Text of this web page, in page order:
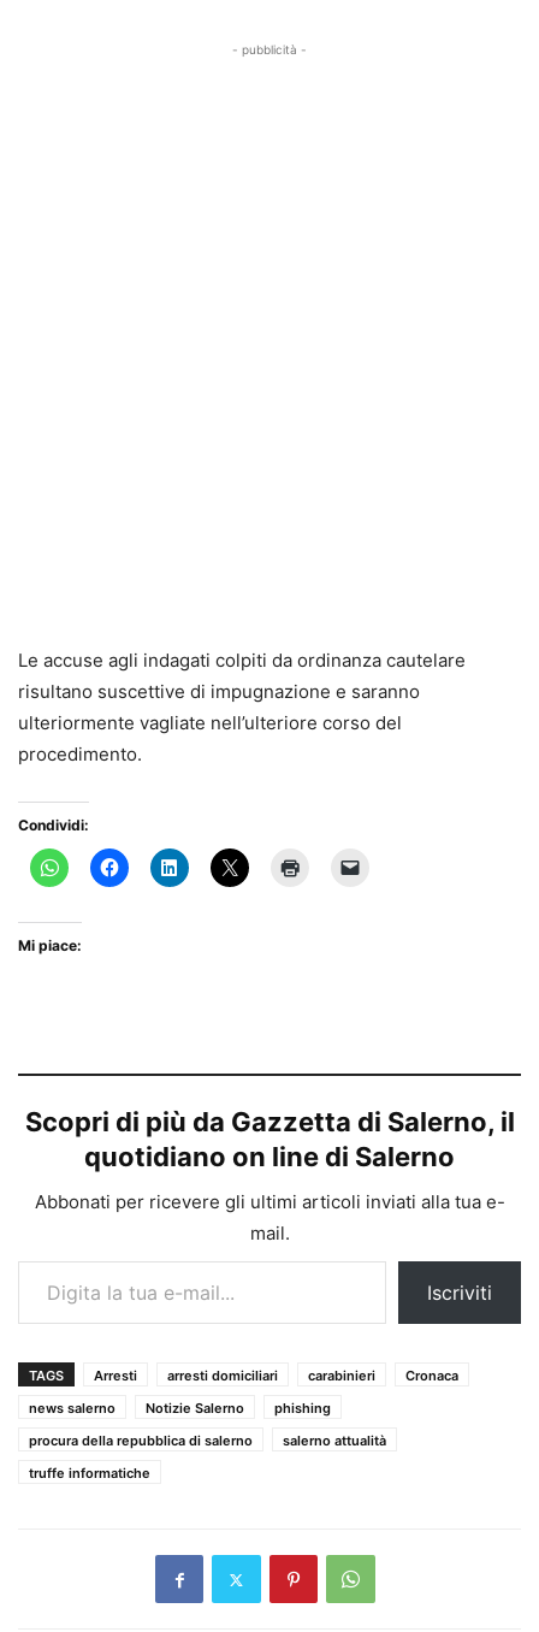
- pubblicità -
Le accuse agli indagati colpiti da ordinanza cautelare
risultano suscettive di impugnazione e saranno
ulteriormente vagliate nell’ulteriore corso del
procedimento.
Condividi:
Mi piace:
Scopri di più da Gazzetta di Salerno, il
quotidiano on line di Salerno
Abbonati per ricevere gli ultimi articoli inviati alla tua e-
mail.
Digita la tua e-mail...
Iscriviti
TAGS Arresti arresti domiciliari carabinieri
Cronaca
news salerno
Notizie Salerno
phishing
procura della repubblica di salerno
salerno attualità
truffe informatiche